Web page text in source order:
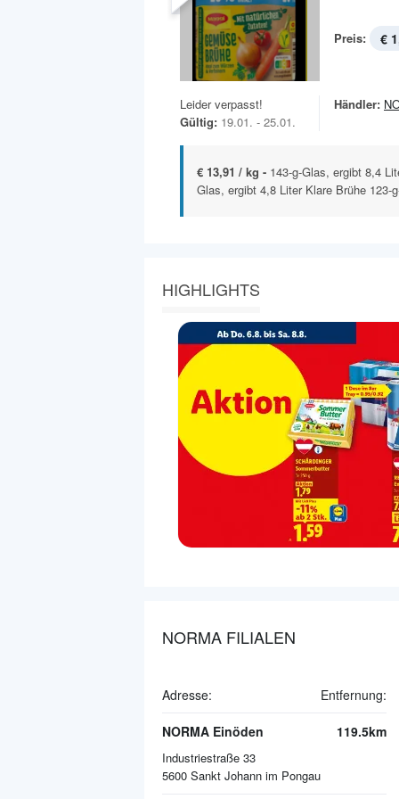
Preis: €
Leider verpasst!
Gültig: 19.01. - 25.01.
Händler:
€ 13,91 / kg - 143-g-Glas, ergibt 8,4
Glas, ergibt 4,8 Liter Klare Brühe 123-
HIGHLIGHTS
NORMA FILIALEN
Adresse: Entfernung:
NORMA Einöden
Industriestraße 33
5600 Sankt Johann im Pongau
119.5km